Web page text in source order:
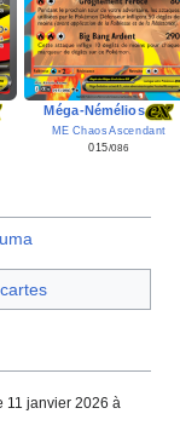
Méga-Némélios
ME Chaos Ascendant
015/086
11 janvier 2026 à